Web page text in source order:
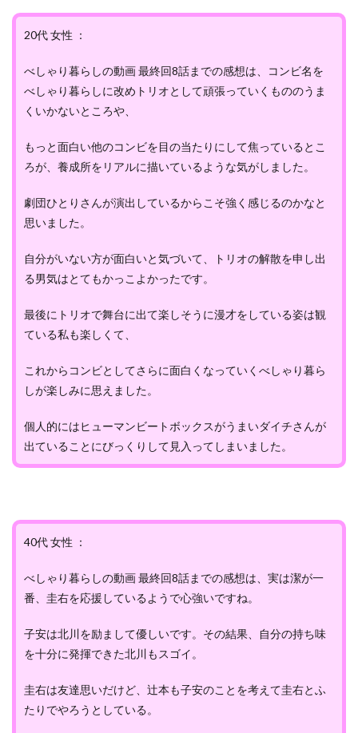
20代 女性 ：
べしゃり暮らしの動画 最終回8話までの感想は、コンビ名を
べしゃり暮らしに改めトリオとして頑張っていくもののうま
くいかないところや、
もっと面白い他のコンビを目の当たりにして焦っているとこ
ろが、養成所をリアルに描いているような気がしました。
劇団ひとりさんが演出しているからこそ強く感じるのかなと
思いました。
自分がいない方が面白いと気づいて、トリオの解散を申し出
る男気はとてもかっこよかったです。
最後にトリオで舞台に出て楽しそうに漫才をしている姿は観
ている私も楽しくて、
これからコンビとしてさらに面白くなっていくべしゃり暮ら
しが楽しみに思えました。
個人的にはヒューマンビートボックスがうまいダイチさんが
出ていることにびっくりして見入ってしまいました。
40代 女性 ：
べしゃり暮らしの動画 最終回8話までの感想は、実は潔が一
番、圭右を応援しているようで心強いですね。
子安は北川を励まして優しいです。その結果、自分の持ち味
を十分に発揮できた北川もスゴイ。
圭右は友達思いだけど、辻本も子安のことを考えて圭右とふ
たりでやろうとしている。